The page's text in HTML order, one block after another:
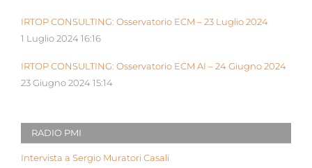
IRTOP CONSULTING: Osservatorio ECM – 23 Luglio 2024
1 Luglio 2024 16:16
IRTOP CONSULTING: Osservatorio ECM AI – 24 Giugno 2024
23 Giugno 2024 15:14
RADIO PMI
Intervista a Sergio Muratori Casali